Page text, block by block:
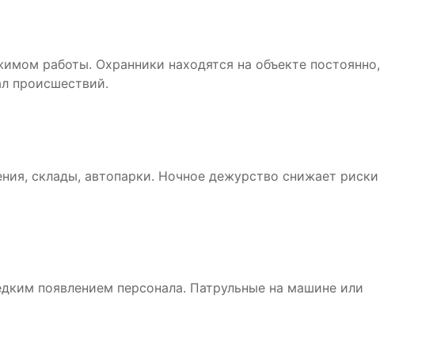
работы. Охранники находятся на объекте постоянно,
происшествий.
склады, автопарки. Ночное дежурство снижает риски
появлением персонала. Патрульные на машине или